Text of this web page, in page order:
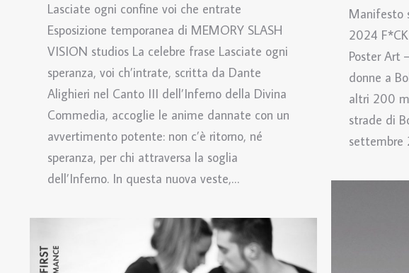
Lasciate ogni confine voi che entrate
Esposizione temporanea di MEMORY SLASH
VISION studios La celebre frase Lasciate ogni
speranza, voi ch’intrate, scritta da Dante
Alighieri nel Canto III dell’Inferno della Divina
Commedia, accoglie le anime dannate con un
avvertimento potente: non c’è ritorno, né
speranza, per chi attraversa la soglia
dell’Inferno. In questa nuova veste,…
Manifesto
2024
Poster Art
donne a
altri 200
strade di
settembre